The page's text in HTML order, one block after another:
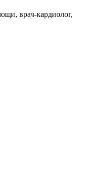
врач-кардиолог,